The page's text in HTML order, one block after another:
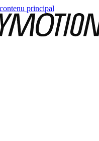
principal